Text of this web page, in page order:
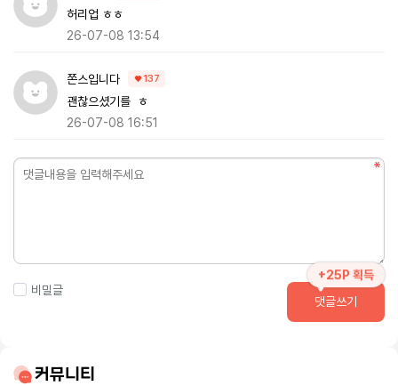
허리업 ㅎㅎ
26-07-08 13:54
쫀스입니다 137
괜찮으셨기를 ㅎ
26-07-08 16:51
비밀글
+25P 획득
댓글쓰기
커뮤니티